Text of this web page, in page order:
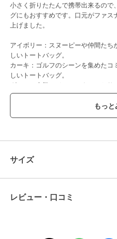
小さく折りたたんで携帯出来るので
グにもおすすめです。口元がファ
上げました。
アイボリー：スヌーピーや仲間たち
しいトートバッグ。
カーキ：ゴルフのシーンを集めたコ
しいトートバッグ。
グレー：人気のジョー・クールとサ
のトートバッグ。
【PEANUTS（ピーナッツ）】
その中に登場する「スヌーピー」を
ユーモアに溢れた世界観が、今なお
て、実物と若干異なる場合がござい
サイズ
レビュー・口コミ